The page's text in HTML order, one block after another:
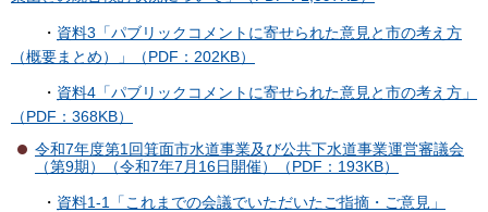
・ 資料3「パブリックコメントに寄せられた意見と市の考え方
（概要まとめ）」（PDF：202KB）
・ 資料4「パブリックコメントに寄せられた意見と市の考え方」
（PDF：368KB）
令和7年度第1回箕面市水道事業及び公共下水道事業運営審議会
（第9期）（令和7年7月16日開催）（PDF：193KB）
・ 資料1-1「これまでの会議でいただいたご指摘・ご意見」